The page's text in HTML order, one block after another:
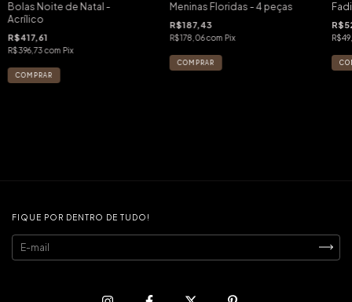
Bolas Noite de Natal -
Acrílico
R$417,61
R$396,73com Pix
Meninas Floridas - 4 peças
R$187,43
R$178,06com Pix
FIQUE POR DENTRO DE TUDO!